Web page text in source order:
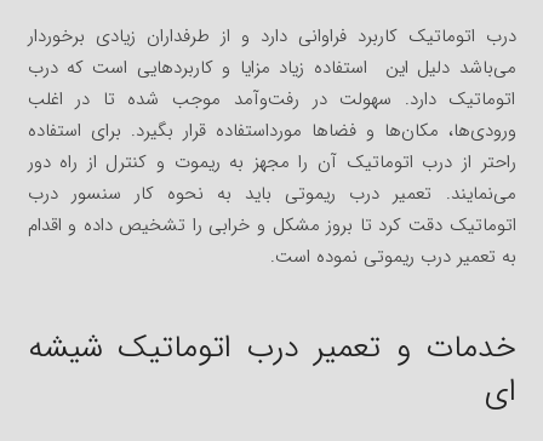
درب اتوماتیک کاربرد فراوانی دارد و از طرفداران زیادی برخوردار
می‌باشد دلیل این استفاده زیاد مزایا و کاربردهایی است که درب
اتوماتیک دارد. سهولت در رفت‌وآمد موجب شده تا در اغلب
ورودی‌ها، مکان‌ها و فضاها مورداستفاده قرار بگیرد. برای استفاده
راحتر از درب اتوماتیک آن را مجهز به ریموت و کنترل از راه دور
می‌نمایند. تعمیر درب ریموتی باید به نحوه کار سنسور درب
اتوماتیک دقت کرد تا بروز مشکل و خرابی را تشخیص داده و اقدام
به تعمیر درب ریموتی نموده است.
خدمات و تعمیر درب اتوماتیک شیشه
ای